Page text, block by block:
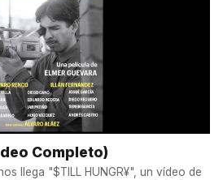
Completo)
llega "$TILL HUNGR¥", un vídeo de